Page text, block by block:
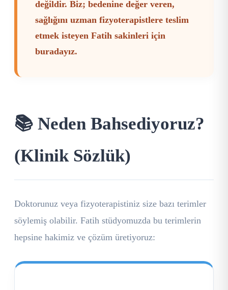
değildir. Biz; bedenine değer veren,
sağlığını uzman fizyoterapistlere teslim
etmek isteyen Fatih sakinleri için
buradayız.
📚 Neden Bahsediyoruz?
(Klinik Sözlük)
Doktorunuz veya fizyoterapistiniz size bazı terimler
söylemiş olabilir. Fatih stüdyomuzda bu terimlerin
hepsine hakimiz ve çözüm üretiyoruz: